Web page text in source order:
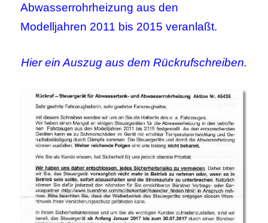
Abwasserrohrheizung aus den
Modelljahren 2011 bis 2015 veranlaßt.
Hier ein Auszug aus dem Rückrufschreiben.